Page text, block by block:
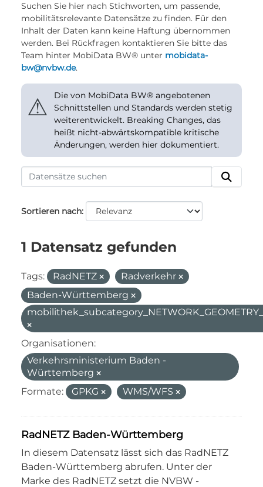
Suchen Sie hier nach Stichworten, um passende,
mobilitätsrelevante Datensätze zu finden. Für den
Inhalt der Daten kann keine Haftung übernommen
werden. Bei Rückfragen kontaktieren Sie bitte das
Team hinter MobiData BW® unter mobidata-
bw@nvbw.de.
⚠
Die von MobiData BW® angebotenen
Schnittstellen und Standards werden stetig
weiterentwickelt. Breaking Changes, das
heißt nicht-abwärtskompatible kritische
Änderungen, werden hier dokumentiert.
Sortieren nach
1 Datensatz gefunden
Tags: RadNETZ
Radverkehr
Baden-Württemberg
Organisationen:
Verkehrsministerium Baden -
Württemberg
Formate:
GPKG WMS/WFS
RadNETZ Baden-Württemberg
In diesem Datensatz lässt sich das RadNETZ
Baden-Württemberg abrufen. Unter der
Marke des RadNETZ setzt die NVBW -